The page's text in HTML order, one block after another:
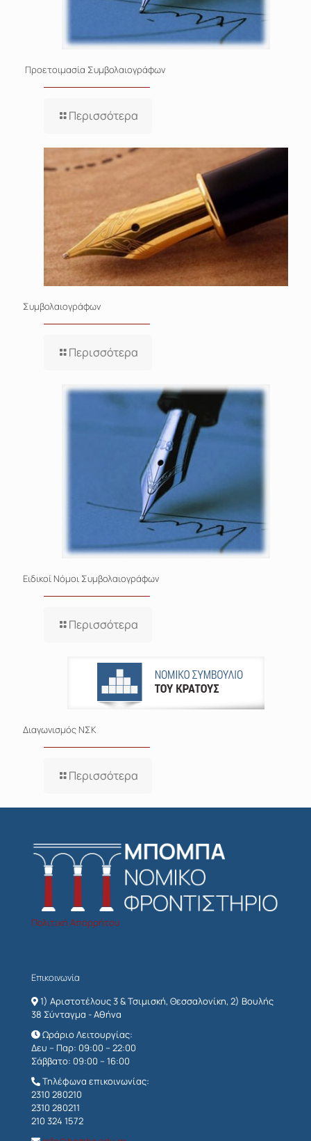
Προετοιμασία Συμβολαιογράφων
Περισσότερα
Συμβολαιογράφων
Περισσότερα
Ειδικοί Νόμοι Συμβολαιογράφων
Περισσότερα
Διαγωνισμός ΝΣΚ
Περισσότερα
Πολιτική Απορρήτου
Επικοινωνία
1) Αριστοτέλους 3 & Τσιμισκή, Θεσσαλονίκη, 2) Βουλής
38 Σύνταγμα - Αθήνα
Ωράριο Λειτουργίας:
Δευ – Παρ: 09:00 – 22:00
Σάββατο: 09:00 – 16:00
Τηλέφωνα επικοινωνίας:
2310 280210
2310 280211
210 324 1572